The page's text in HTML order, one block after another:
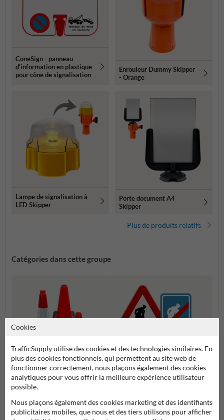
ConeSign - panneau
d'information en plastique
pour cône de signalisation
Enrouleur Dummy Skipper
- Orange
Lampe de signalisation à
LED Skipper
Porte document A4
Skipper
Plus de produits relatifs
Catégories dans cette groupe
Cônes de signalisation
Panneaux de signalisation
Signalisation temporaire et balisage
Cookies
TrafficSupply utilise des cookies et des technologies similaires. En
plus des cookies fonctionnels, qui permettent au site web de
fonctionner correctement, nous plaçons également des cookies
analytiques pour vous offrir la meilleure expérience utilisateur
possible.
Nous plaçons également des cookies marketing et des identifiants
publicitaires mobiles, que nous et des tiers utilisons pour afficher